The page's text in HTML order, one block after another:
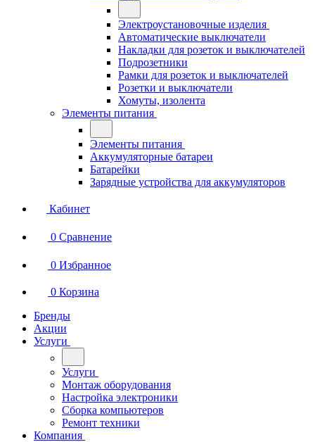
Электроустановочные изделия
Автоматические выключатели
Накладки для розеток и выключателей
Подрозетники
Рамки для розеток и выключателей
Розетки и выключатели
Хомуты, изолента
Элементы питания
Элементы питания
Аккумуляторные батареи
Батарейки
Зарядные устройства для аккумуляторов
Кабинет
0 Сравнение
0 Избранное
0 Корзина
Бренды
Акции
Услуги
Услуги
Монтаж оборудования
Настройка электроники
Сборка компьютеров
Ремонт техники
Компания